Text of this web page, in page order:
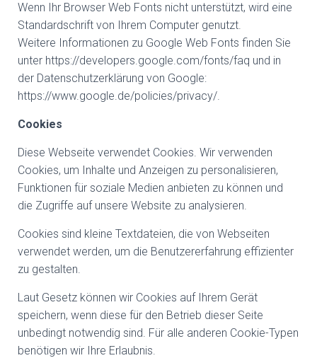
Wenn Ihr Browser Web Fonts nicht unterstützt, wird eine
Standardschrift von Ihrem Computer genutzt.
Weitere Informationen zu Google Web Fonts finden Sie
unter https://developers.google.com/fonts/faq und in
der Datenschutzerklärung von Google:
https://www.google.de/policies/privacy/.
Cookies
Diese Webseite verwendet Cookies. Wir verwenden
Cookies, um Inhalte und Anzeigen zu personalisieren,
Funktionen für soziale Medien anbieten zu können und
die Zugriffe auf unsere Website zu analysieren.
Cookies sind kleine Textdateien, die von Webseiten
verwendet werden, um die Benutzererfahrung effizienter
zu gestalten.
Laut Gesetz können wir Cookies auf Ihrem Gerät
speichern, wenn diese für den Betrieb dieser Seite
unbedingt notwendig sind. Für alle anderen Cookie-Typen
benötigen wir Ihre Erlaubnis.